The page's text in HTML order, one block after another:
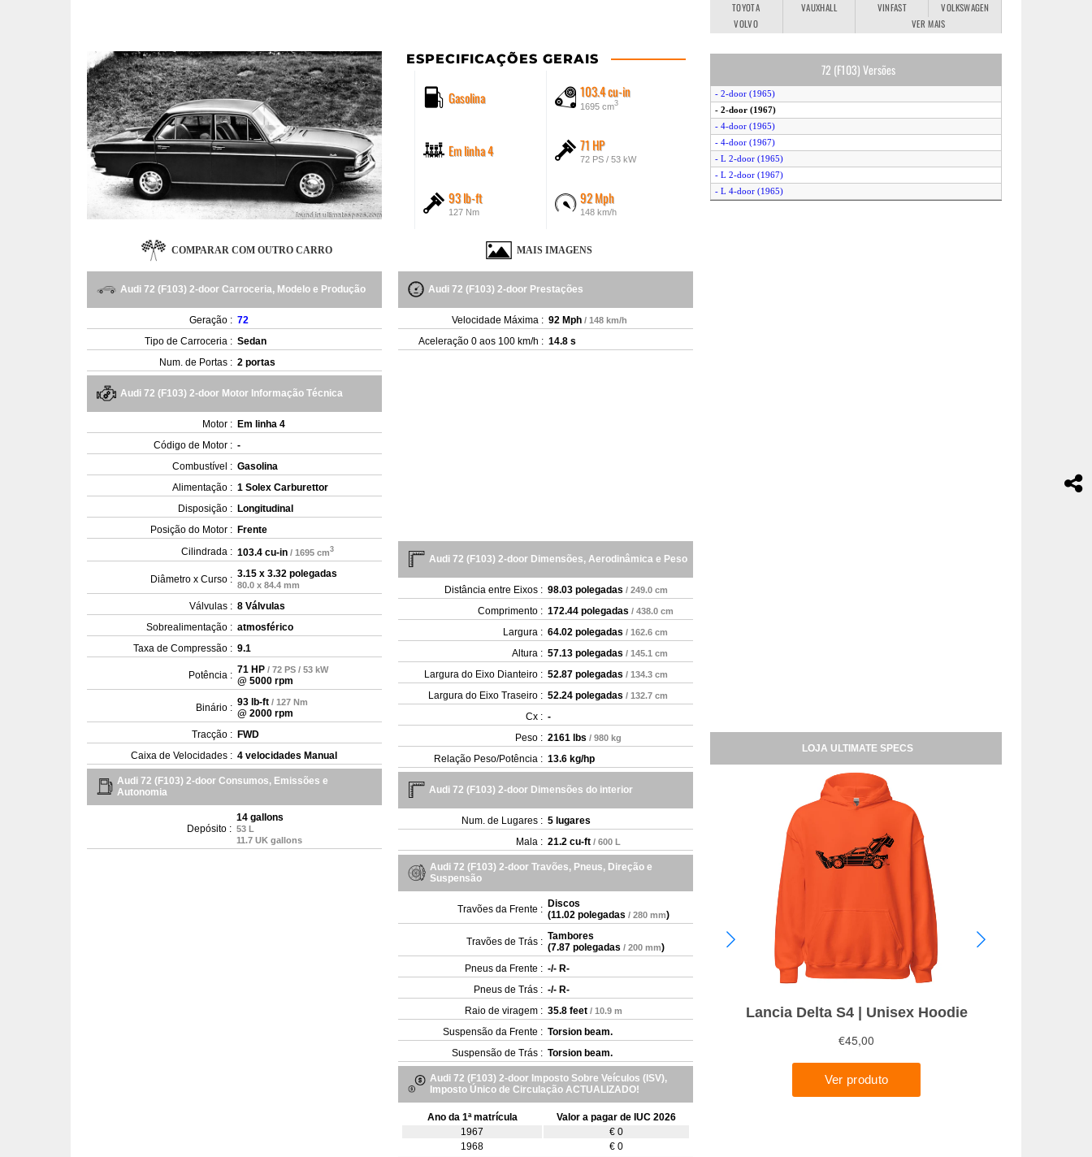
ESPECIFICAÇÕES GERAIS
Gasolina 103.4 cu-in
1695 cm3
Em linha 4 71 HP
72 PS / 53 kW
93 lb-ft
127 Nm
92 Mph
148 km/h
COMPARAR COM OUTRO CARRO MAIS IMAGENS
Audi 72 (F103) 2-door Carroceria, Modelo e Produção
Geração : 72
Tipo de Carroceria : Sedan
Num. de Portas : 2 portas
Audi 72 (F103) 2-door Motor Informação Técnica
Motor : Em linha 4
Código de Motor : -
Combustível : Gasolina
Alimentação : 1 Solex Carburettor
Disposição : Longitudinal
Posição do Motor : Frente
Cilindrada : 103.4 cu-in / 1695 cm3
Diâmetro x Curso : 3.15 x 3.32 polegadas
80.0 x 84.4 mm
Válvulas : 8 Válvulas
Sobrealimentação : atmosférico
Taxa de Compressão : 9.1
Potência : 71 HP / 72 PS / 53 kW
@ 5000 rpm
Binário : 93 lb-ft / 127 Nm
@ 2000 rpm
Tracção : FWD
Caixa de Velocidades : 4 velocidades Manual
Audi 72 (F103) 2-door Consumos, Emissões e
Autonomia
Depósito :
14 gallons
53 L
11.7 UK gallons
Audi 72 (F103) 2-door Prestações
Velocidade Máxima : 92 Mph / 148 km/h
Aceleração 0 aos 100 km/h : 14.8 s
Audi 72 (F103) 2-door Dimensões, Aerodinâmica e Peso
Distância entre Eixos : 98.03 polegadas / 249.0 cm
Comprimento : 172.44 polegadas / 438.0 cm
Largura : 64.02 polegadas / 162.6 cm
Altura : 57.13 polegadas / 145.1 cm
Largura do Eixo Dianteiro : 52.87 polegadas / 134.3 cm
Largura do Eixo Traseiro : 52.24 polegadas / 132.7 cm
Cx : -
Peso : 2161 lbs / 980 kg
Relação Peso/Potência : 13.6 kg/hp
Audi 72 (F103) 2-door Dimensões do interior
Num. de Lugares : 5 lugares
Mala : 21.2 cu-ft / 600 L
Audi 72 (F103) 2-door Travões, Pneus, Direção e
Suspensão
Travões da Frente : Discos
(11.02 polegadas / 280 mm)
Travões de Trás : Tambores
(7.87 polegadas / 200 mm)
Pneus da Frente : -/- R-
Pneus de Trás : -/- R-
Raio de viragem : 35.8 feet / 10.9 m
Suspensão da Frente : Torsion beam.
Suspensão de Trás : Torsion beam.
Audi 72 (F103) 2-door Imposto Sobre Veículos (ISV),
Imposto Único de Circulação ACTUALIZADO!
Ano da 1ª matrícula
Valor a pagar de IUC 2026
1967
€ 0
1968
€ 0
TOYOTA
VAUXHALL VINFAST
VOLKSWAGEN
VOLVO
VER MAIS
72 (F103) Versões
- 2-door (1965)
- 2-door (1967)
- 4-door (1965)
- 4-door (1967)
- L 2-door (1965)
- L 2-door (1967)
- L 4-door (1965)
LOJA ULTIMATE SPECS